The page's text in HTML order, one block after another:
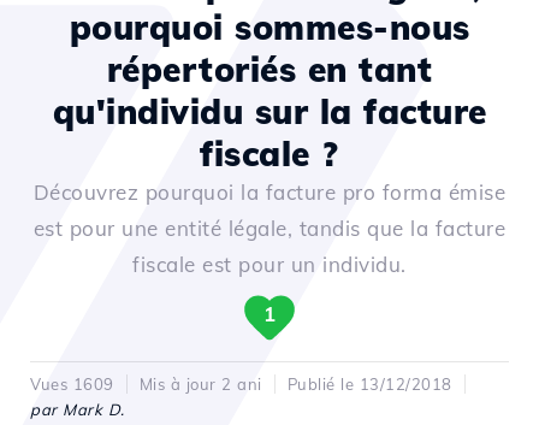
pourquoi sommes-nous
répertoriés en tant
qu'individu sur la facture
fiscale ?
Découvrez pourquoi la facture pro forma émise
est pour une entité légale, tandis que la facture
fiscale est pour un individu.
1
Vues 1609 Mis à jour 2 ani
Publié le 13/12/2018
par Mark D.